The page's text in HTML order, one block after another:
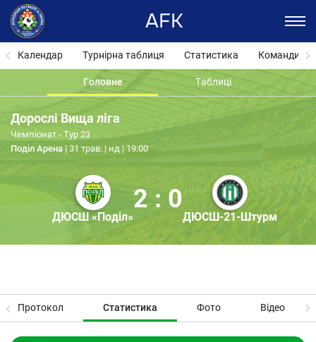
AFK
Календар Турнірна таблиця Статистика Команди
Головне Таблиці
Дорослі Вища ліга
Чемпіонат - Тур 23
ДЮСШ «Поділ»
2 : 0
ДЮСШ-21-Штурм
Поділ Арена 31 трав. | нд | 19:00
Протокол Статистика Фото Відео